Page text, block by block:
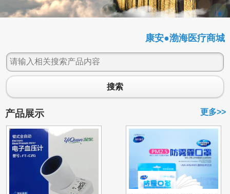
康安●渤海医疗商城
搜索
产品展示 更多>>